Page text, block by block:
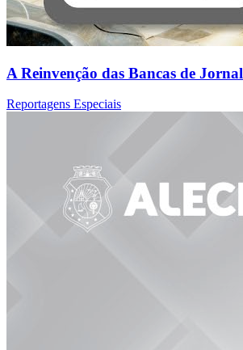
A Reinvenção das Bancas de Jornal
Reportagens Especiais